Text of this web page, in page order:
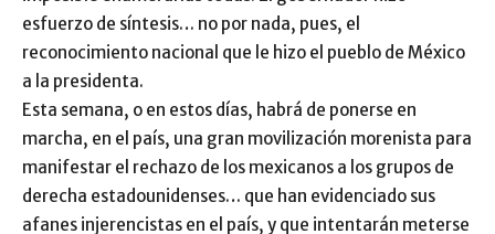
esfuerzo de síntesis… no por nada, pues, el
reconocimiento nacional que le hizo el pueblo de México
a la presidenta.
Esta semana, o en estos días, habrá de ponerse en
marcha, en el país, una gran movilización morenista para
manifestar el rechazo de los mexicanos a los grupos de
derecha estadounidenses… que han evidenciado sus
afanes injerencistas en el país, y que intentarán meterse